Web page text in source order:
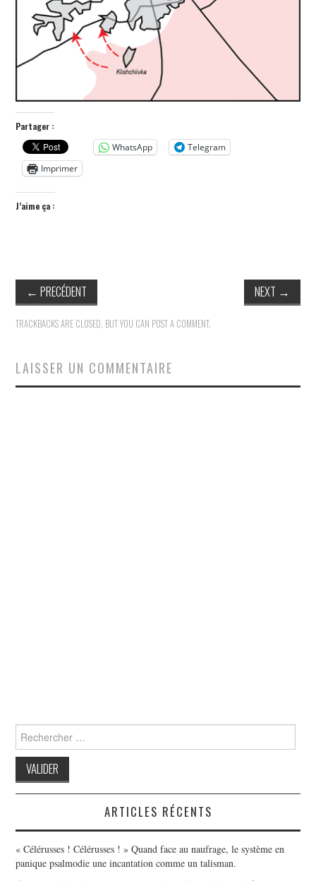
SPORT
Partager :
WhatsApp
Telegram
Imprimer
J’aime ça :
← PRECÉDENT NEXT →
TRACKBACKS ARE CLOSED, BUT YOU CAN POST A COMMENT.
LAISSER UN COMMENTAIRE
for:
ARTICLES RÉCENTS
« Célérusses ! Célérusses ! » Quand face au naufrage, le système en
panique psalmodie une incantation comme un talisman.